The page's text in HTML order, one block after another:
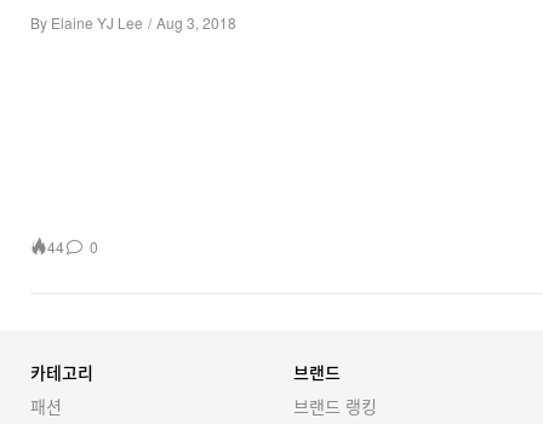
By Elaine YJ Lee / Aug 3, 2018
44 0
카테고리
패션
브랜드
브랜드 랭킹